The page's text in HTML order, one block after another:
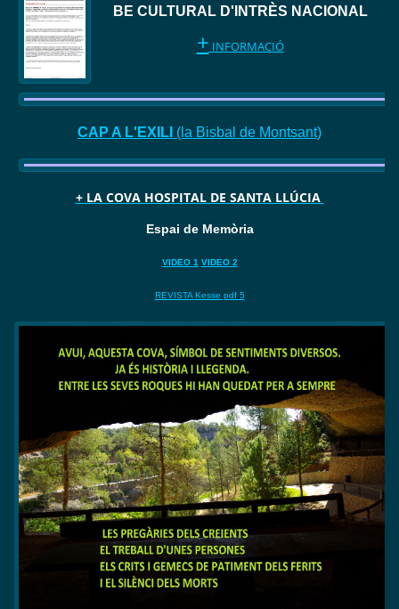
BE CULTURAL D'INTRÈS NACIONAL
+ INFORMACIÓ
CAP A L'EXILI (la Bisbal de Montsant)
+ LA COVA HOSPITAL DE SANTA LLÚCIA
Espai de Memòria
VIDEO 1 VIDEO 2
REVISTA Kesse pdf 5